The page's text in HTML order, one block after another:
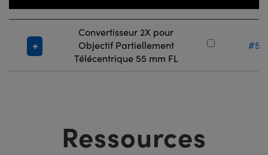
Convertisseur 2X pour
Objectif Partiellement
Télécentrique 55 mm FL
Ressources